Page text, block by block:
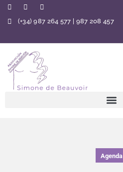
(+34) 987 264 577 | 987 208 457
Agenda